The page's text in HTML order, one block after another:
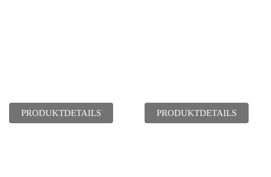
PRODUKTDETAILS PRODUKTDETAILS